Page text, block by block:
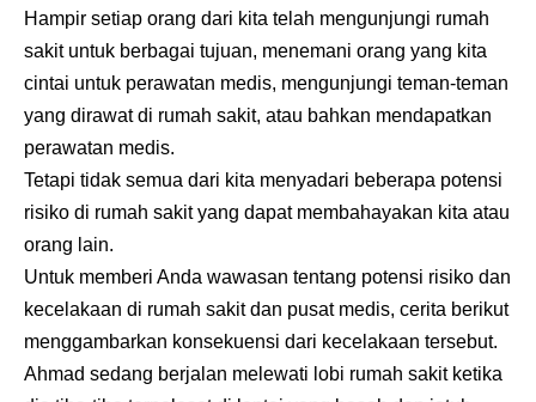
Hampir setiap orang dari kita telah mengunjungi rumah
sakit untuk berbagai tujuan, menemani orang yang kita
cintai untuk perawatan medis, mengunjungi teman-teman
yang dirawat di rumah sakit, atau bahkan mendapatkan
perawatan medis.
Tetapi tidak semua dari kita menyadari beberapa potensi
risiko di rumah sakit yang dapat membahayakan kita atau
orang lain.
Untuk memberi Anda wawasan tentang potensi risiko dan
kecelakaan di rumah sakit dan pusat medis, cerita berikut
menggambarkan konsekuensi dari kecelakaan tersebut.
Ahmad sedang berjalan melewati lobi rumah sakit ketika